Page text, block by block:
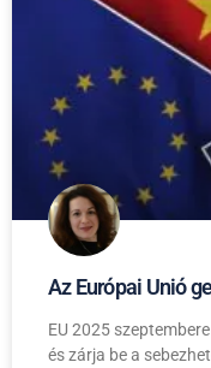
Az Európai Unió
EU 2025
és zárja be a